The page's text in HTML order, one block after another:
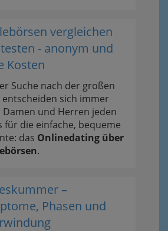
vergleichen
- anonym und
Kosten
Suche nach der großen
entscheiden sich immer
Damen und Herren jeden
für die einfache, bequeme
das Onlinedating über
.
–
Phasen und